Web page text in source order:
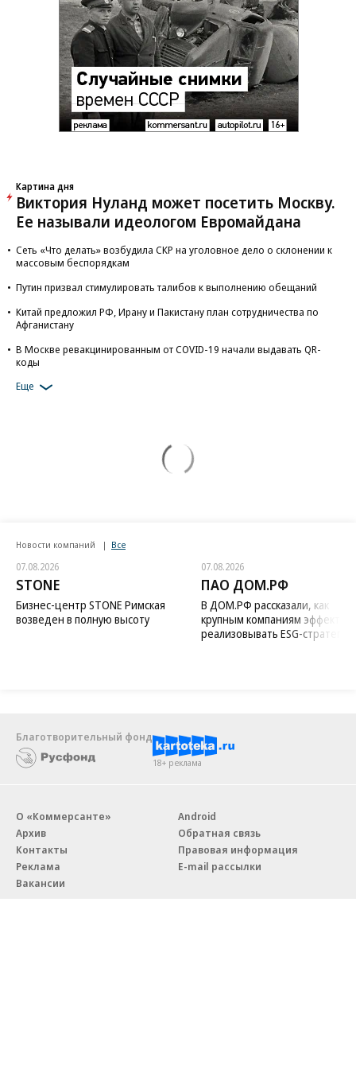
Картина дня
Виктория Нуланд может посетить Москву.
Ее называли идеологом Евромайдана
Сеть «Что делать» возбудила СКР на уголовное дело о склонении к
массовым беспорядкам
Путин призвал стимулировать талибов к выполнению обещаний
Китай предложил РФ, Ирану и Пакистану план сотрудничества по
Афганистану
В Москве ревакцинированным от COVID-19 начали выдавать QR-
коды
Еще
Новости компаний Все
07.08.2026
STONE
Бизнес-центр STONE Римская
возведен в полную высоту
07.08.2026
ПАО ДОМ.РФ
В ДОМ.РФ рассказали, как
крупным компаниям
реализовывать ESG-стратегию
Благотворительный фонд
18+ реклама
О «Коммерсанте»
Архив
Контакты
Реклама
Вакансии
Android
Обратная связь
Правовая информация
E-mail рассылки